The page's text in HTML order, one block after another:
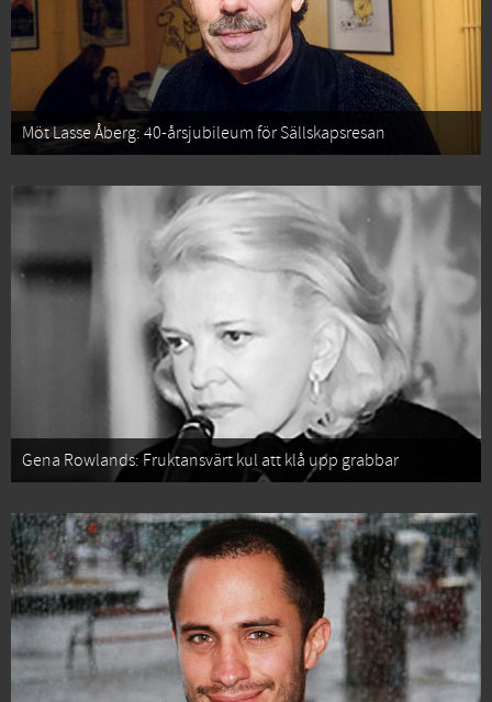
Möt Lasse Åberg: 40-årsjubileum för Sällskapsresan
Gena Rowlands: Fruktansvärt kul att klå upp grabbar